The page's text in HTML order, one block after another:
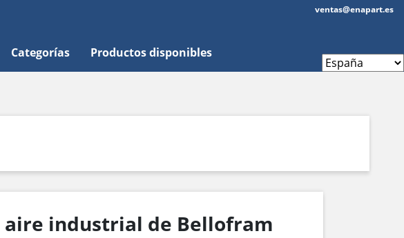
Categorías Productos disponibles
ventas@enapart.es
aire industrial de Bellofram